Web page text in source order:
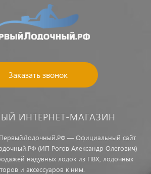
Заказать звонок
ИНТЕРНЕТ-МАГАЗИН
ПервыйЛодочный.РФ — Официальный сайт
(ИП Рогов Александр Олегович)
надувных лодок из ПВХ, лодочных
и аксессуаров к ним.